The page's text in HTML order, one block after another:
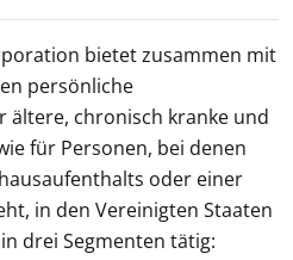
bietet zusammen mit
persönliche
ältere, chronisch kranke und
für Personen, bei denen
oder einer
in den Vereinigten Staaten
drei Segmenten tätig: